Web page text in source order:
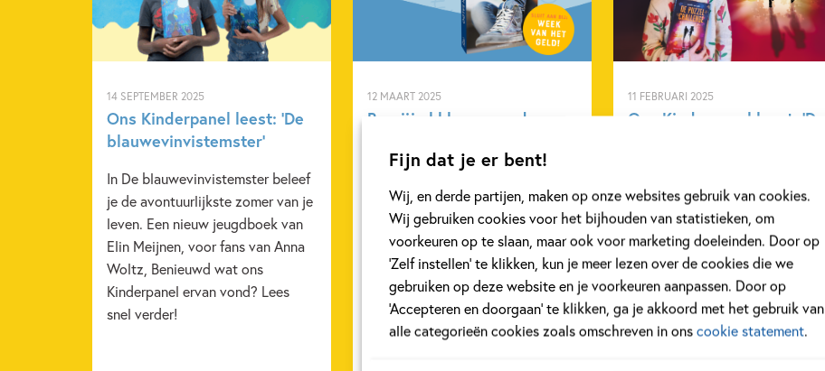
Fijn dat je er bent!
Wij, en derde partijen, maken op onze websites gebruik van cookies.
Wij gebruiken cookies voor het bijhouden van statistieken, om
voorkeuren op te slaan, maar ook voor marketing doeleinden. Door op
‘Zelf instellen’ te klikken, kun je meer lezen over de cookies die we
gebruiken op deze website en je voorkeuren aanpassen. Door op
‘Accepteren en doorgaan’ te klikken, ga je akkoord met het gebruik van
alle categorieën cookies zoals omschreven in onscookie statement.
Kenmerken van dit boek
12+ jaar Susin Nielsen
14 SEPTEMBER 2025
Ons Kinderpanel leest: ‘De
blauwevinvistemster’
In De blauwevinvistemster beleef
je de avontuurlijkste zomer van je
leven. Een nieuw jeugdboek van
Elin Meijnen, voor fans van Anna
Woltz, Benieuwd wat ons
Kinderpanel ervan vond? Lees
snel verder!
12 MAART 2025
Ben jij al klaar voor de
is de Week van het Geld, een
week waarin extra aandacht
wordt besteed aan het maken van
verstandige financiële keuzes
door jongeren. Het nieuwste boek
van Caja Cazemier, Geen Saldo,
sluit hier perfect op aan.
11 FEBRUARI 2025
Ons Kinderpanel leest: ‘De
Challenge' van Annet Jacobs, een
spannend en avontuurlijk boek.
Ook leuk voor kinderen die
minder graag lezen!